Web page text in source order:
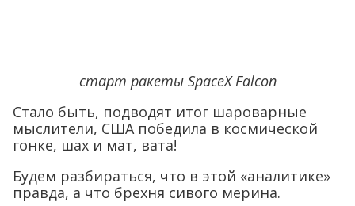
старт ракеты SpaceX Falcon
Стало быть, подводят итог шароварные
мыслители, США победила в космической
гонке, шах и мат, вата!
Будем разбираться, что в этой «аналитике»
правда, а что брехня сивого мерина.